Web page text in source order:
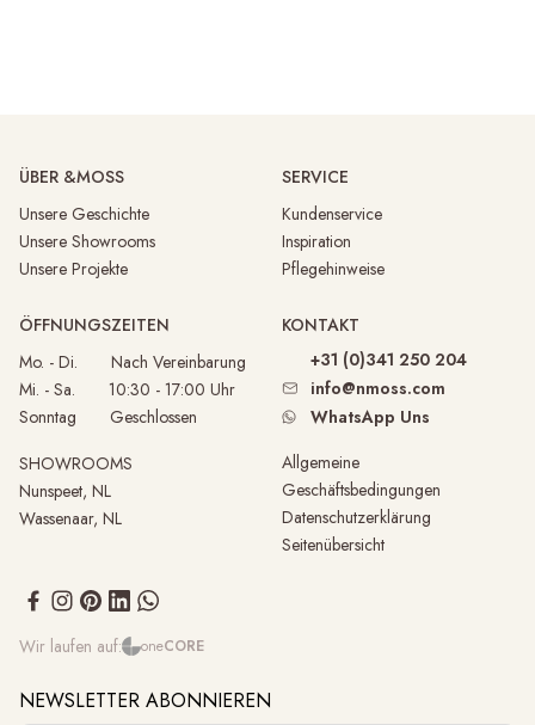
ÜBER &MOSS
Unsere Geschichte
Unsere Showrooms
Unsere Projekte
SERVICE
Kundenservice
Inspiration
Pflegehinweise
ÖFFNUNGSZEITEN
Mo. - Di. Nach Vereinbarung
Mi. - Sa. 10:30 - 17:00 Uhr
Sonntag Geschlossen
SHOWROOMS
Nunspeet, NL
Wassenaar, NL
KONTAKT
+31 (0)341 250 204
info@nmoss.com
WhatsApp Uns
Allgemeine
Geschäftsbedingungen
Datenschutzerklärung
Seitenübersicht
NEWSLETTER ABONNIEREN
Wir laufen auf: oneCORE